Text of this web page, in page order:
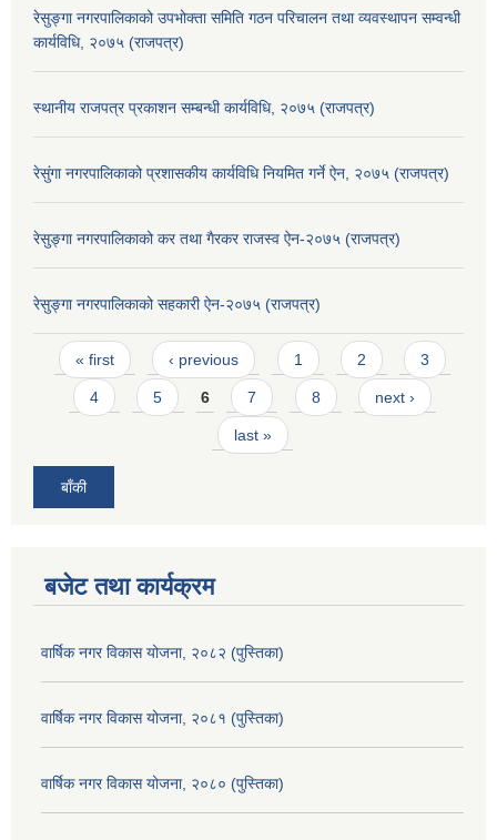
रेसुङ्गा नगरपालिकाको उपभोक्ता समिति गठन परिचालन तथा व्यवस्थापन सम्वन्धी
कार्यविधि, २०७५ (राजपत्र)
स्थानीय राजपत्र प्रकाशन सम्बन्धी कार्यविधि, २०७५ (राजपत्र)
रेसुंगा नगरपालिकाको प्रशासकीय कार्यविधि नियमित गर्ने ऐन, २०७५ (राजपत्र)
रेसुङ्गा नगरपालिकाको कर तथा गैरकर राजस्व ऐन-२०७५ (राजपत्र)
रेसुङ्गा नगरपालिकाको सहकारी ऐन-२०७५ (राजपत्र)
Pages
« first ‹ previous 1 2 3
4 5 6 7 8 next ›
last »
बाँकी
बजेट तथा कार्यक्रम
वार्षिक नगर विकास योजना, २०८२ (पुस्तिका)
वार्षिक नगर विकास योजना, २०८१ (पुस्तिका)
वार्षिक नगर विकास योजना, २०८० (पुस्तिका)